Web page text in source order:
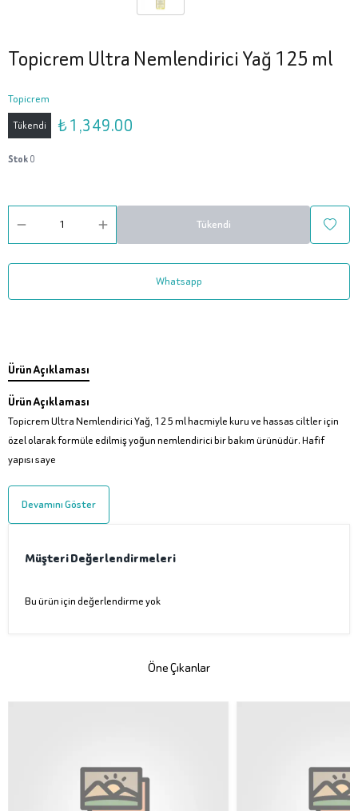
Topicrem Ultra Nemlendirici Yağ 125 ml
Topicrem
Tükendi ₺ 1,349.00
Stok0
Tükendi
Whatsapp
Ürün Açıklaması
Ürün Açıklaması
Topicrem Ultra Nemlendirici Yağ, 125 ml hacmiyle kuru ve hassas ciltler için
özel olarak formüle edilmiş yoğun nemlendirici bir bakım ürünüdür. Hafif
yapısı saye
Devamını Göster
Müşteri Değerlendirmeleri
Bu ürün için değerlendirme yok
Öne Çıkanlar